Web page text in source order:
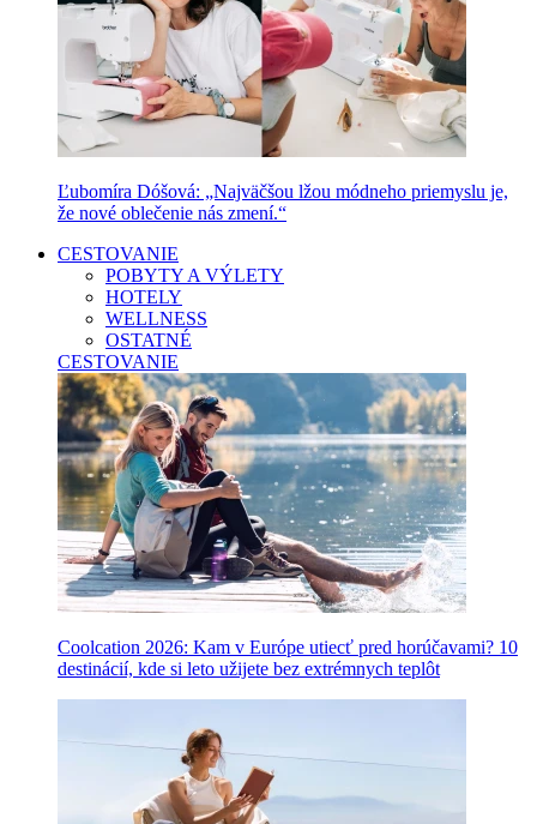
Ľubomíra Dóšová: „Najväčšou lžou módneho priemyslu je,
že nové oblečenie nás zmení.“
CESTOVANIE
POBYTY A VÝLETY
HOTELY
WELLNESS
OSTATNÉ
CESTOVANIE
Coolcation 2026: Kam v Európe utiecť pred horúčavami? 10
destinácií, kde si leto užijete bez extrémnych teplôt